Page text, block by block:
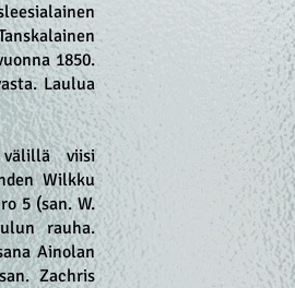
1850.
Laulua
välillä viisi
Wilkku
5 (san. W.
rauha.
Ainolan
Zachris